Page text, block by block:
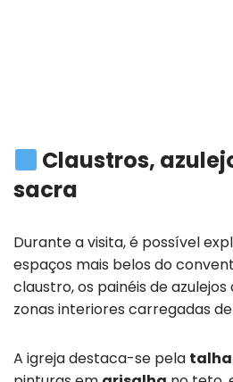
Claustros,
sacra
Durante a visita, é possível
espaços mais belos do
claustro, os painéis de azulejos
zonas interiores carregadas
A igreja destaca-se pela